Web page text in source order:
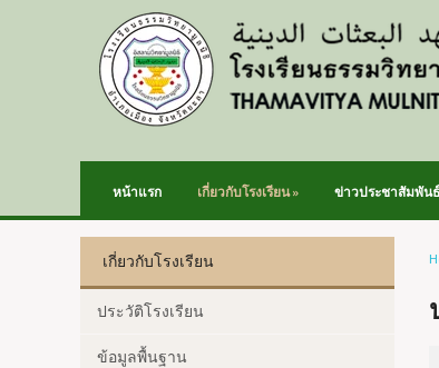
หน้าแรก เกี่ยวกับโรงเรียน» ข่าวประชาสัมพันธ์
เกี่ยวกับโรงเรียน
ประวัติโรงเรียน
ข้อมูลพื้นฐาน